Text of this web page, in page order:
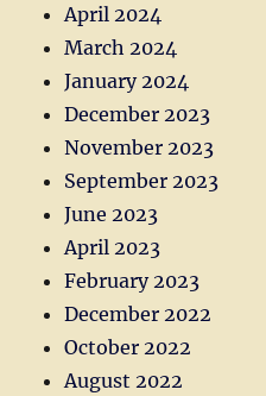
April 2024
March 2024
January 2024
December 2023
November 2023
September 2023
June 2023
April 2023
February 2023
December 2022
October 2022
August 2022